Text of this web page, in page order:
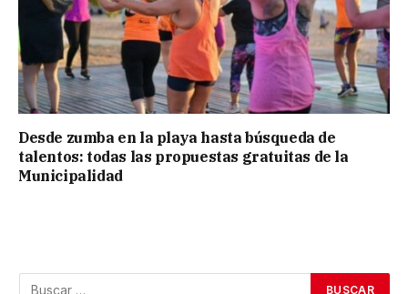
Desde zumba en la playa hasta búsqueda de
talentos: todas las propuestas gratuitas de la
Municipalidad